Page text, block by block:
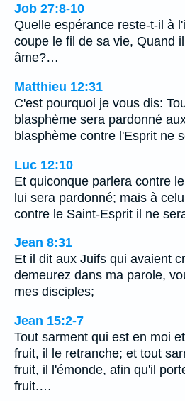
Job 27:8-10
Quelle espérance reste-t-il à
coupe le fil de sa vie, Quand
âme?…
Matthieu 12:31
C'est pourquoi je vous dis:
blasphème sera pardonné
blasphème contre l'Esprit ne
Luc 12:10
Et quiconque parlera contre
lui sera pardonné; mais à
contre le Saint-Esprit il ne
Jean 8:31
Et il dit aux Juifs qui avaient
demeurez dans ma parole,
mes disciples;
Jean 15:2-7
Tout sarment qui est en moi
fruit, il le retranche; et tout
fruit, il l'émonde, afin qu'il
fruit.…